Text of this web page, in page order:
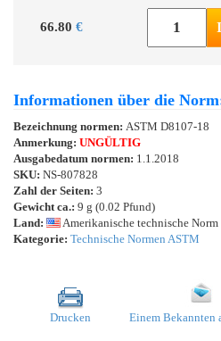
66.80 €
Informationen über die
Bezeichnung normen: ASTM D8107-18
Anmerkung: UNGÜLTIG
Ausgabedatum normen: 1.1.2018
SKU: NS-807828
Zahl der Seiten: 3
Gewicht ca.: 9 g (0.02 Pfund)
Land:
Amerikanische technische Norm
Kategorie: Technische Normen ASTM
Drucken Einem Bekannten